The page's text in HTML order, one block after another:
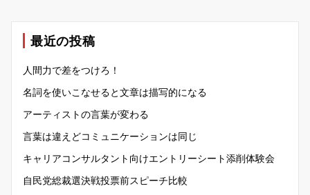
最近の投稿
人間力で差をつけろ！
名詞を使いこなせると文章は描写的になる
アーティストの言葉が変わる
言葉は違えどコミュニケーションは同じ
キャリアコンサルタント向けエントリーシート添削体験会
自民党総裁選決戦投票前スピーチ比較